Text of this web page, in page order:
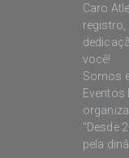
Caro
registro,
você!
Somos
Eventos
"Desde
pela